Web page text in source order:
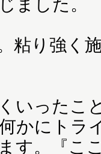
粘り強く
いったこ
かにトラ
す。『こ